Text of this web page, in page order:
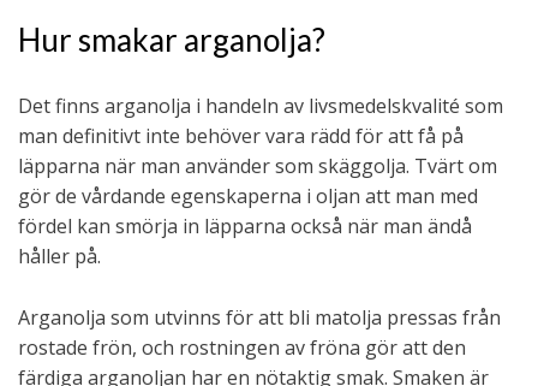
Hur smakar arganolja?
Det finns arganolja i handeln av livsmedelskvalité som
man definitivt inte behöver vara rädd för att få på
läpparna när man använder som skäggolja. Tvärt om
gör de vårdande egenskaperna i oljan att man med
fördel kan smörja in läpparna också när man ändå
håller på.
Arganolja som utvinns för att bli matolja pressas från
rostade frön, och rostningen av fröna gör att den
färdiga arganoljan har en nötaktig smak. Smaken är